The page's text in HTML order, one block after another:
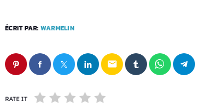
ÉCRIT PAR: WARMELIN
email
RATE IT